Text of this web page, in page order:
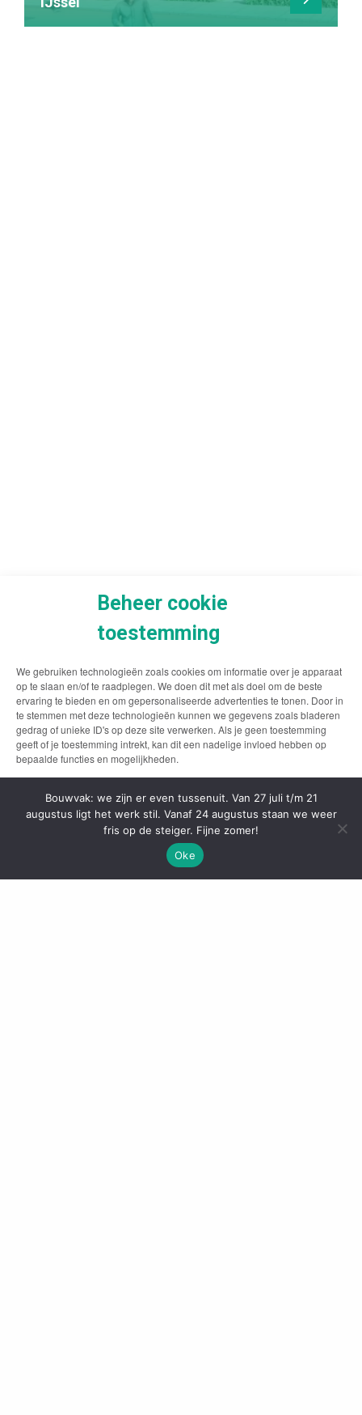
Beheer cookie
toestemming
We gebruiken technologieën zoals cookies om informatie over je apparaat
op te slaan en/of te raadplegen. We doen dit met als doel om de beste
ervaring te bieden en om gepersonaliseerde advertenties te tonen. Door in
te stemmen met deze technologieën kunnen we gegevens zoals bladeren
gedrag of unieke ID's op deze site verwerken. Als je geen toestemming
geeft of je toestemming intrekt, kan dit een nadelige invloed hebben op
bepaalde functies en mogelijkheden.
ACCEPTEREN
BEKIJK VOORKEUREN
Bouwvak: we zijn er even tussenuit. Van 27 juli t/m 21
augustus ligt het werk stil. Vanaf 24 augustus staan we weer
fris op de steiger. Fijne zomer!
Oke